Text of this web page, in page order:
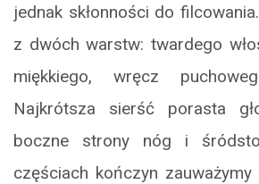
jednak skłonności do
z dwóch warstw: twardego
miękkiego, wręcz
Najkrótsza sierść porasta
boczne strony nóg i
częściach kończyn